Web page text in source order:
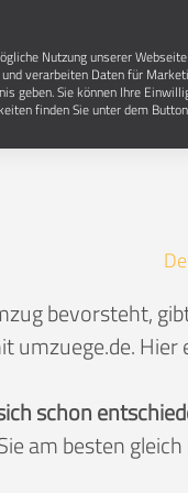
bevorsteht,
umzuege.de.
schon
am besten
Nutzung unserer
verarbeiten Daten für
geben. Sie können Ihre
finden Sie unter dem